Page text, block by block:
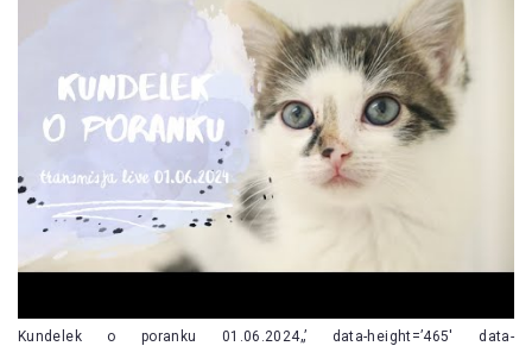
Kundelek o poranku 01.06.2024„’ data-height=’465′ data-